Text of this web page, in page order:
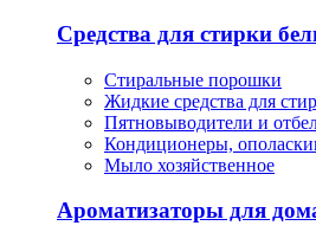
Средства для стирки
Стиральные порошки
Жидкие средства для
Пятновыводители и
Кондиционеры,
Мыло хозяйственное
Ароматизаторы для